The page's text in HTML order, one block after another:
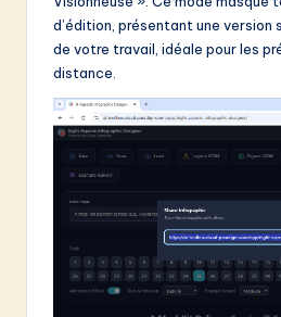
d’édition, présentant une
de votre travail, idéale pour les
distance.